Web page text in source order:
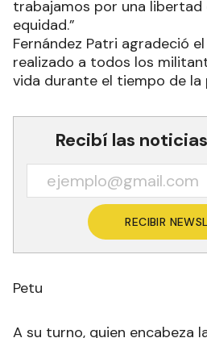
trabajamos por una libertad
equidad.”
Fernández Patri agradeció
realizado a todos los
vida durante el tiempo de la
Recibí las
RECIBIR
Petu
A su turno, quien encabeza